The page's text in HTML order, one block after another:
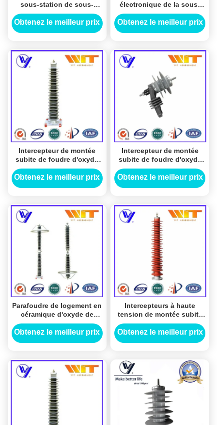
sous-station de sous-
station de KEMA 220kV,
Brown/Gray Color
Obtenez le meilleur prix
électronique de la sous-
station 51KV avec le
logement de polymère
Obtenez le meilleur prix
Intercepteur de montée
subite de foudre d'oxyde
de zinc en métal 110KV
utilisé dans la sous-station
au-dessus de la protection
Obtenez le meilleur prix
Intercepteur de montée
subite de foudre d'oxyde
de métal de la catégorie de
station 3KV utilisé dans la
Obtenez le meilleur prix
Parafoudre de logement en
céramique d'oxyde de
métal de silicone de HT
pour la sous-station de
Obtenez le meilleur prix
Intercepteurs à haute
tension de montée subite
de la sous-station 132KV,
parafoudre polymère
Obtenez le meilleur prix